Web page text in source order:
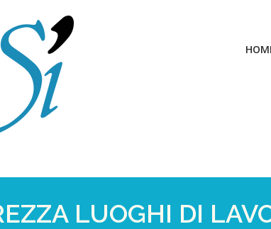
LUOGHI DI